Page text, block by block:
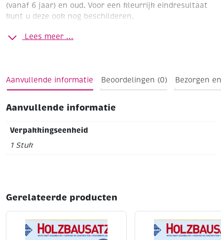
(vanaf 6 jaar) en oud. Voor een kleurrijk eindresultaat
kunt u deze ook nog beschilderen.
Olifant4 platen 19 x 24 cm, objectgrootte 22 x 15 cm
190916
Lees meer ...
Aanvullende informatie Beoordelingen (0) Bezorgen
Aanvullende informatie
Verpakkingseenheid
1 Stuk
Gerelateerde producten